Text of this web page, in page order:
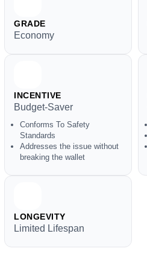
GRADE
Economy
INCENTIVE
Budget-Saver
Conforms To Safety
Standards
Addresses the issue without
breaking the wallet
LONGEVITY
Limited Lifespan